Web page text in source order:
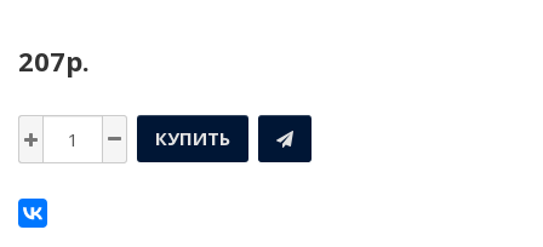
207р.
КУПИТЬ